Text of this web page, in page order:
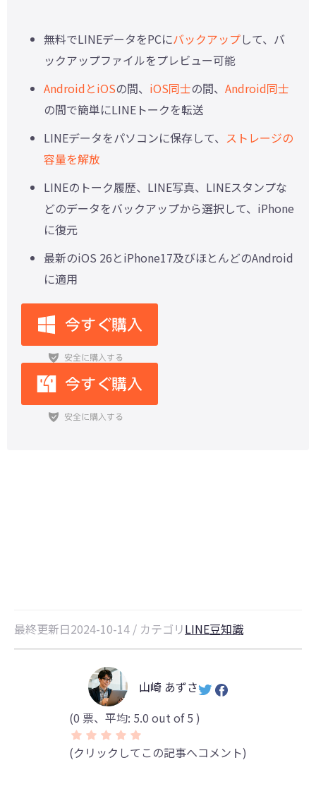
無料でLINEデータをPCにバックアップして、バ
ックアップファイルをプレビュー可能
AndroidとiOSの間、 iOS同士の間、 Android同士
の間で簡単にLINEトークを転送
LINEデータをパソコンに保存して、 ストレージの
容量を解放
LINEのトーク履歴、LINE写真、LINEスタンプな
どのデータをバックアップから選択して、iPhone
に復元
最新のiOS 26とiPhone17及びほとんどのAndroid
に適用
最終更新日2024-10-14 / カテゴリLINE豆知識
山崎 あずさ
(0 票、平均: 5.0 out of 5 )
(クリックしてこの記事へコメント)